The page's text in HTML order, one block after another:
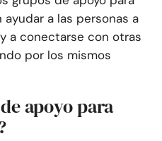
a las personas a
a conectarse con otras
por los mismos
apoyo para